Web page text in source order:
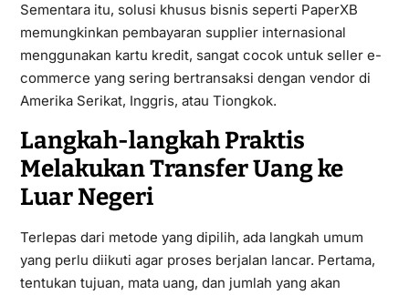
Sementara itu, solusi khusus bisnis seperti PaperXB
memungkinkan pembayaran supplier internasional
menggunakan kartu kredit, sangat cocok untuk seller e-
commerce yang sering bertransaksi dengan vendor di
Amerika Serikat, Inggris, atau Tiongkok.
Langkah-langkah Praktis
Melakukan Transfer Uang ke
Luar Negeri
Terlepas dari metode yang dipilih, ada langkah umum
yang perlu diikuti agar proses berjalan lancar. Pertama,
tentukan tujuan, mata uang, dan jumlah yang akan